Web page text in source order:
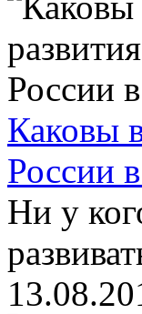
Каковы
России
Ни у